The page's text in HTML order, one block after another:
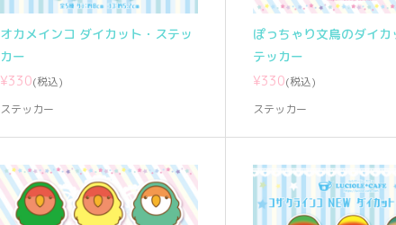
オカメインコ ダイカット・ステッ
カー
¥330(税込)
ステッカー
ぽっちゃり文鳥のダイカ
テッカー
¥330(税込)
ステッカー